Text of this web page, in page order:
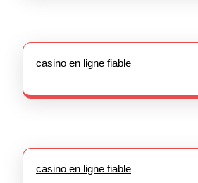
casino en ligne fiable
casino en ligne fiable